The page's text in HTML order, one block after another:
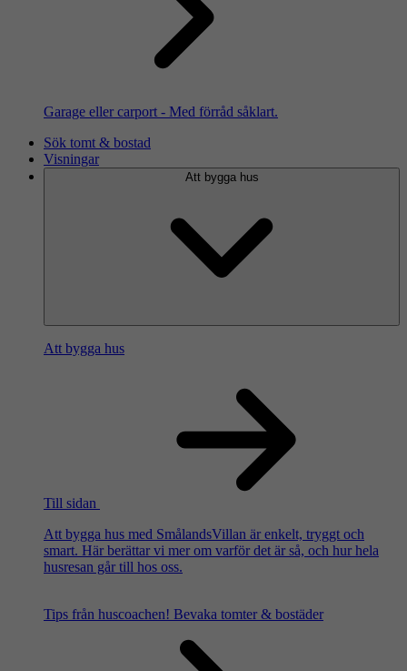
Garage eller carport - Med förråd såklart.
Sök tomt & bostad
Visningar
Att bygga hus
Att bygga hus
Till sidan
Att bygga hus med SmålandsVillan är enkelt, tryggt och
smart. Här berättar vi mer om varför det är så, och hur hela
husresan går till hos oss.
Tips från huscoachen! Bevaka tomter & bostäder